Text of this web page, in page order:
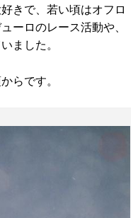
きで、若い頃はオフロ
ーロのレース活動や、
ました。
らです。